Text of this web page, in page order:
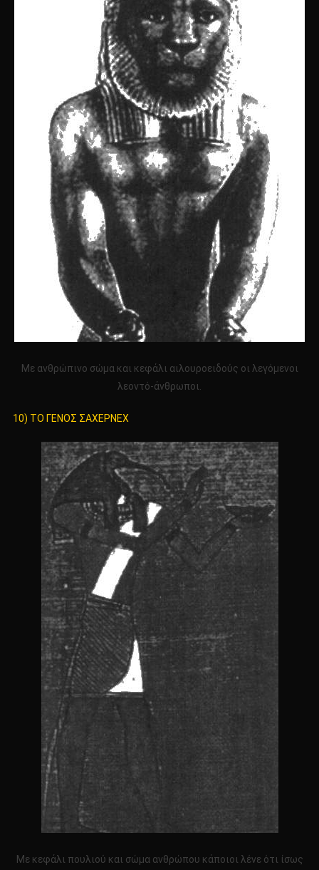
Με ανθρώπινο σώμα και κεφάλι αιλουροειδούς οι λεγόμενοι
λεοντό-άνθρωποι.
10) ΤΟ ΓΕΝΟΣ ΣΑΧΕΡΝΕΧ
Με κεφάλι πουλιού και σώμα ανθρώπου κάποιοι λένε ότι ίσως